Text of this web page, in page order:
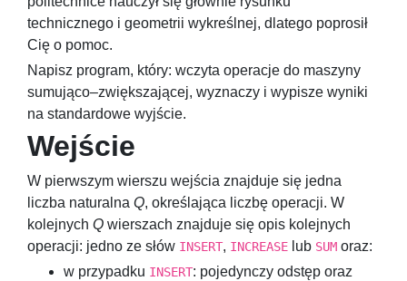
technicznego i geometrii wykreślnej, dlatego poprosił
Cię o pomoc.
Napisz program, który: wczyta operacje do maszyny
sumująco–zwiększającej, wyznaczy i wypisze wyniki
na standardowe wyjście.
Wejście
W pierwszym wierszu wejścia znajduje się jedna
liczba naturalna Q, określająca liczbę operacji. W
kolejnych Q wierszach znajduje się opis kolejnych
operacji: jedno ze słów INSERT, INCREASE lub SUM oraz:
w przypadku INSERT: pojedynczy odstęp oraz